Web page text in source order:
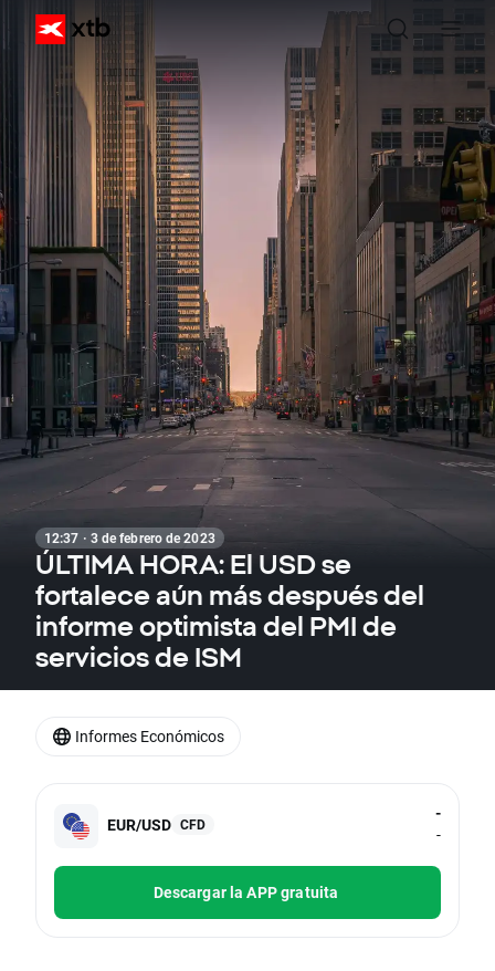
12:37 · 3 de febrero de 2023
ÚLTIMA HORA: El USD se
fortalece aún más después del
informe optimista del PMI de
servicios de ISM
EUR/USD CFD
-
-
Descargar la APP gratuita
Informes Económicos